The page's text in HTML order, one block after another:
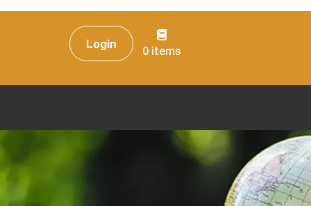
0 items
Login